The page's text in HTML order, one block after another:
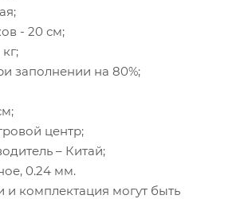
- 20 см;
заполнении на 80%;
центр;
– Китай;
0.24 мм.
и комплектация могут быть